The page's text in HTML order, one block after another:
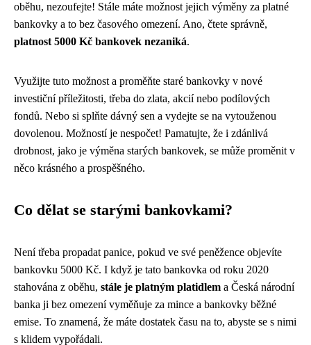
oběhu, nezoufejte! Stále máte možnost jejich výměny za platné
bankovky a to bez časového omezení. Ano, čtete správně,
platnost 5000 Kč bankovek nezaniká.
Využijte tuto možnost a proměňte staré bankovky v nové
investiční příležitosti, třeba do zlata, akcií nebo podílových
fondů. Nebo si splňte dávný sen a vydejte se na vytouženou
dovolenou. Možností je nespočet! Pamatujte, že i zdánlivá
drobnost, jako je výměna starých bankovek, se může proměnit v
něco krásného a prospěšného.
Co dělat se starými bankovkami?
Není třeba propadat panice, pokud ve své peněžence objevíte
bankovku 5000 Kč. I když je tato bankovka od roku 2020
stahována z oběhu, stále je platným platidlem a Česká národní
banka ji bez omezení vyměňuje za mince a bankovky běžné
emise. To znamená, že máte dostatek času na to, abyste se s nimi
s klidem vypořádali.